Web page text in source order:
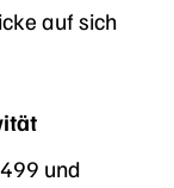
auf sich
und